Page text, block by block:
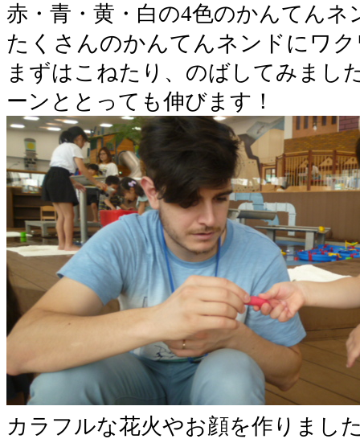
赤・青・黄・白の4色のかんてんネ
たくさんのかんてんネンドにワ
まずはこねたり、のばしてみまし
ーンととっても伸びます！
カラフルな花火やお顔を作りまし